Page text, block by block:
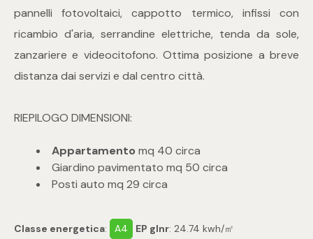
pannelli fotovoltaici, cappotto termico, infissi con
ricambio d'aria, serrandine elettriche, tenda da sole,
zanzariere e videocitofono. Ottima posizione a breve
distanza dai servizi e dal centro città.
RIEPILOGO DIMENSIONI:
Appartamento mq 40 circa
Giardino pavimentato mq 50 circa
Posti auto mq 29 circa
Classe energetica: A4 EP glnr: 24.74 kwh/㎡
Qualsiasi